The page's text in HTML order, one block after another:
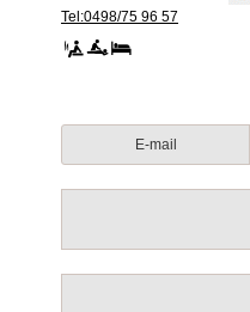
Tel:0498/75 96 57
E-mail